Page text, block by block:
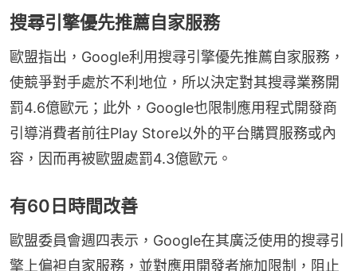
搜尋引擎優先推薦自家服務
歐盟指出，Google利用搜尋引擎優先推薦自家服務，
使競爭對手處於不利地位，所以決定對其搜尋業務開
罰4.6億歐元；此外，Google也限制應用程式開發商
引導消費者前往Play Store以外的平台購買服務或內
容，因而再被歐盟處罰4.3億歐元。
有60日時間改善
歐盟委員會週四表示，Google在其廣泛使用的搜尋引
擎上偏袒自家服務，並對應用開發者施加限制，阻止